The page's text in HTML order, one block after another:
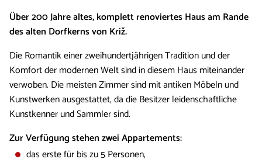
Über 200 Jahre altes, komplett renoviertes Haus am Rande
des alten Dorfkerns von Križ.
Die Romantik einer zweihundertjährigen Tradition und der
Komfort der modernen Welt sind in diesem Haus miteinander
verwoben. Die meisten Zimmer sind mit antiken Möbeln und
Kunstwerken ausgestattet, da die Besitzer leidenschaftliche
Kunstkenner und Sammler sind.
Zur Verfügung stehen zwei Appartements:
das erste für bis zu 5 Personen,